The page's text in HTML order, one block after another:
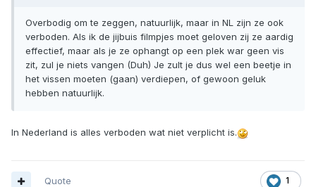
Overbodig om te zeggen, natuurlijk, maar in NL zijn ze ook
verboden. Als ik de jijbuis filmpjes moet geloven zij ze aardig
effectief, maar als je ze ophangt op een plek war geen vis
zit, zul je niets vangen (Duh) Je zult je dus wel een beetje in
het vissen moeten (gaan) verdiepen, of gewoon geluk
hebben natuurlijk.
In Nederland is alles verboden wat niet verplicht is.
1
Quote